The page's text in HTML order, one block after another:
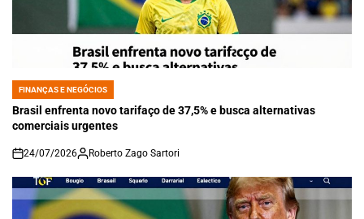
POSTED
IN
FINANÇAS E NEGÓCIOS
Brasil enfrenta novo tarifaço de 37,5% e busca alternativas
comerciais urgentes
on
24/07/2026 Roberto Zago Sartori